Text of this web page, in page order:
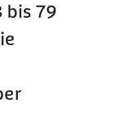
bis 79